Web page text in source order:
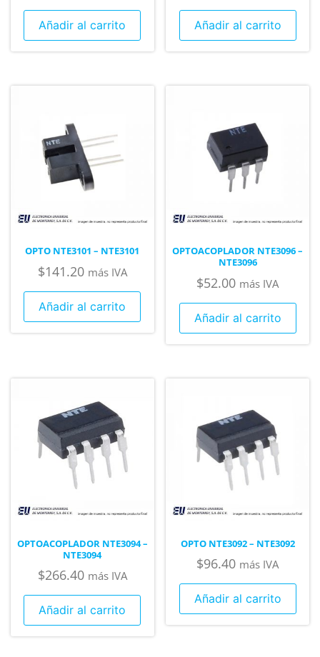
Añadir al carrito Añadir al carrito
OPTO NTE3101 – NTE3101
$141.20 más IVA
Añadir al carrito
OPTOACOPLADOR NTE3096 –
NTE3096
$52.00 más IVA
Añadir al carrito
OPTOACOPLADOR NTE3094 –
NTE3094
$266.40 más IVA
Añadir al carrito
OPTO NTE3092 – NTE3092
$96.40 más IVA
Añadir al carrito